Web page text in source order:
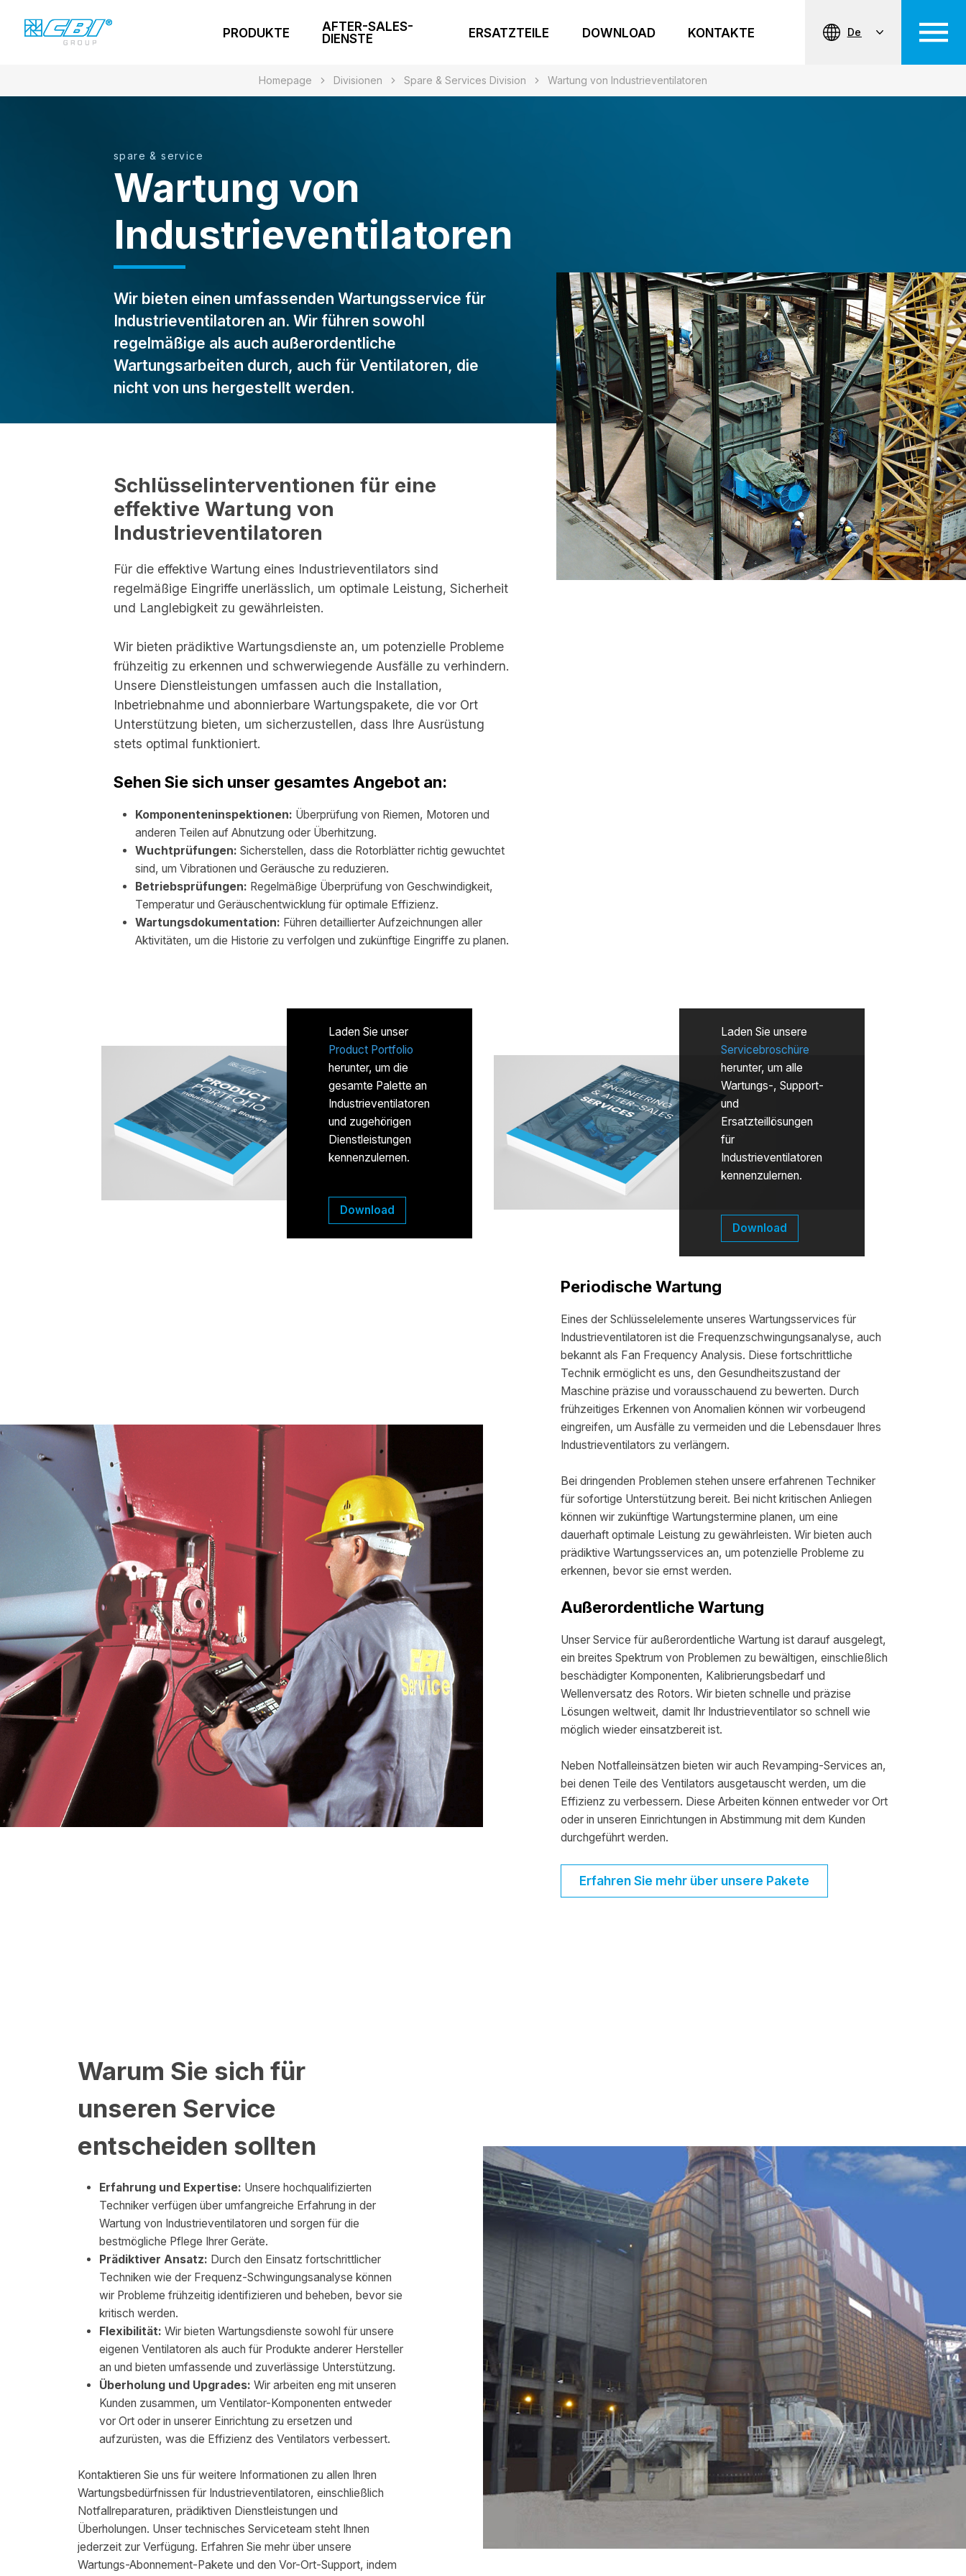
PRODUKTE
AFTER-SALES-
DIENSTE
ERSATZTEILE DOWNLOAD KONTAKTE De
Homepage Divisionen Spare & Services Division Wartung von Industrieventilatoren
spare & service
Wartung von
Industrieventilatoren
Wir bieten einen umfassenden Wartungsservice für
Industrieventilatoren an. Wir führen sowohl
regelmäßige als auch außerordentliche
Wartungsarbeiten durch, auch für Ventilatoren, die
nicht von uns hergestellt werden.
Schlüsselinterventionen für eine
effektive Wartung von
Industrieventilatoren
Für die effektive Wartung eines Industrieventilators sind
regelmäßige Eingriffe unerlässlich, um optimale Leistung, Sicherheit
und Langlebigkeit zu gewährleisten.
Wir bieten prädiktive Wartungsdienste an, um potenzielle Probleme
frühzeitig zu erkennen und schwerwiegende Ausfälle zu verhindern.
Unsere Dienstleistungen umfassen auch die Installation,
Inbetriebnahme und abonnierbare Wartungspakete, die vor Ort
Unterstützung bieten, um sicherzustellen, dass Ihre Ausrüstung
stets optimal funktioniert.
Sehen Sie sich unser gesamtes Angebot an:
Komponenteninspektionen: Überprüfung von Riemen, Motoren und
anderen Teilen auf Abnutzung oder Überhitzung.
Wuchtprüfungen: Sicherstellen, dass die Rotorblätter richtig gewuchtet
sind, um Vibrationen und Geräusche zu reduzieren.
Betriebsprüfungen: Regelmäßige Überprüfung von Geschwindigkeit,
Temperatur und Geräuschentwicklung für optimale Effizienz.
Wartungsdokumentation: Führen detaillierter Aufzeichnungen aller
Aktivitäten, um die Historie zu verfolgen und zukünftige Eingriffe zu planen.
Laden Sie unser
Product Portfolio
herunter, um die
gesamte Palette an
Industrieventilatoren
und zugehörigen
Dienstleistungen
kennenzulernen.
Download
Laden Sie unsere
Servicebroschüre
herunter, um alle
Wartungs-, Support-
und
Ersatzteillösungen
für
Industrieventilatoren
kennenzulernen.
Download
Periodische Wartung
Eines der Schlüsselelemente unseres Wartungsservices für
Industrieventilatoren ist die Frequenzschwingungsanalyse, auch
bekannt als Fan Frequency Analysis. Diese fortschrittliche
Technik ermöglicht es uns, den Gesundheitszustand der
Maschine präzise und vorausschauend zu bewerten. Durch
frühzeitiges Erkennen von Anomalien können wir vorbeugend
eingreifen, um Ausfälle zu vermeiden und die Lebensdauer Ihres
Industrieventilators zu verlängern.
Bei dringenden Problemen stehen unsere erfahrenen Techniker
für sofortige Unterstützung bereit. Bei nicht kritischen Anliegen
können wir zukünftige Wartungstermine planen, um eine
dauerhaft optimale Leistung zu gewährleisten. Wir bieten auch
prädiktive Wartungsservices an, um potenzielle Probleme zu
erkennen, bevor sie ernst werden.
Außerordentliche Wartung
Unser Service für außerordentliche Wartung ist darauf ausgelegt,
ein breites Spektrum von Problemen zu bewältigen, einschließlich
beschädigter Komponenten, Kalibrierungsbedarf und
Wellenversatz des Rotors. Wir bieten schnelle und präzise
Lösungen weltweit, damit Ihr Industrieventilator so schnell wie
möglich wieder einsatzbereit ist.
Neben Notfalleinsätzen bieten wir auch Revamping-Services an,
bei denen Teile des Ventilators ausgetauscht werden, um die
Effizienz zu verbessern. Diese Arbeiten können entweder vor Ort
oder in unseren Einrichtungen in Abstimmung mit dem Kunden
durchgeführt werden.
Erfahren Sie mehr über unsere Pakete
Warum Sie sich für
unseren Service
entscheiden sollten
Erfahrung und Expertise: Unsere hochqualifizierten
Techniker verfügen über umfangreiche Erfahrung in der
Wartung von Industrieventilatoren und sorgen für die
bestmögliche Pflege Ihrer Geräte.
Prädiktiver Ansatz: Durch den Einsatz fortschrittlicher
Techniken wie der Frequenz-Schwingungsanalyse können
wir Probleme frühzeitig identifizieren und beheben, bevor sie
kritisch werden.
Flexibilität: Wir bieten Wartungsdienste sowohl für unsere
eigenen Ventilatoren als auch für Produkte anderer Hersteller
an und bieten umfassende und zuverlässige Unterstützung.
Überholung und Upgrades: Wir arbeiten eng mit unseren
Kunden zusammen, um Ventilator-Komponenten entweder
vor Ort oder in unserer Einrichtung zu ersetzen und
aufzurüsten, was die Effizienz des Ventilators verbessert.
Kontaktieren Sie uns für weitere Informationen zu allen Ihren
Wartungsbedürfnissen für Industrieventilatoren, einschließlich
Notfallreparaturen, prädiktiven Dienstleistungen und
Überholungen. Unser technisches Serviceteam steht Ihnen
jederzeit zur Verfügung. Erfahren Sie mehr über unsere
Wartungs-Abonnement-Pakete und den Vor-Ort-Support, indem